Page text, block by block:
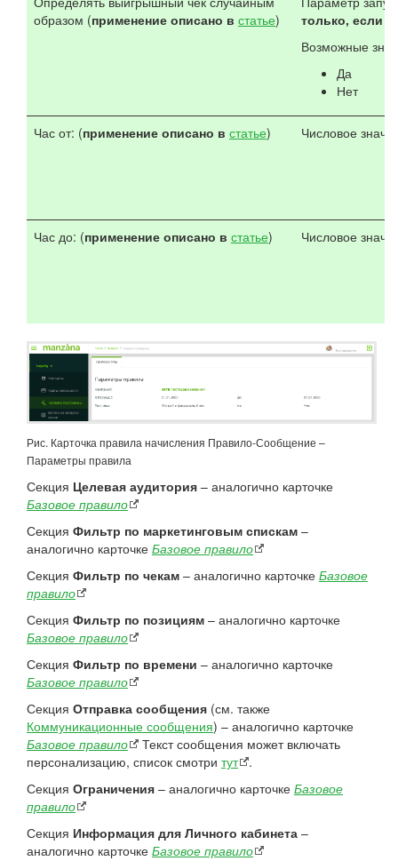
образом (применение описано в статье)
только, если
Возможные
Да
Нет
Час от: (применение описано в статье) Числовое
Час до: (применение описано в статье) Числовое
Рис. Карточка правила начисления Правило-Сообщение –
Параметры правила
Секция Целевая аудитория – аналогично карточке
Базовое правило
Секция Фильтр по маркетинговым спискам –
аналогично карточке Базовое правило
Секция Фильтр по чекам – аналогично карточке Базовое
правило
Секция Фильтр по позициям – аналогично карточке
Базовое правило
Секция Фильтр по времени – аналогично карточке
Базовое правило
Секция Отправка сообщения (см. также
Коммуникационные сообщения) – аналогично карточке
Базовое правило
Текст сообщения может включать
персонализацию, список смотри тут
.
Секция Ограничения – аналогично карточке Базовое
правило
Секция Информация для Личного кабинета –
аналогично карточке Базовое правило